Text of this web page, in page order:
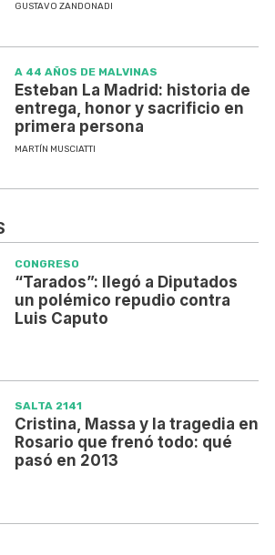
GUSTAVO ZANDONADI
A 44 AÑOS DE MALVINAS
Esteban La Madrid: historia de
entrega, honor y sacrificio en
primera persona
MARTÍN MUSCIATTI
CONGRESO
“Tarados”: llegó a Diputados
un polémico repudio contra
Luis Caputo
SALTA 2141
Cristina, Massa y la tragedia en
Rosario que frenó todo: qué
pasó en 2013